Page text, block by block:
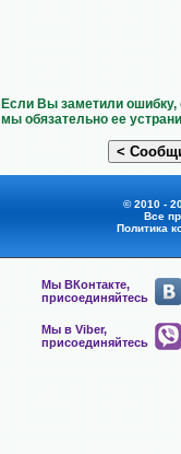
Если Вы заметили
мы обязательно ее
© 2010 -
Все
Политика
Мы ВКонтакте,
присоединяйтесь
Мы в Viber,
присоединяйтесь